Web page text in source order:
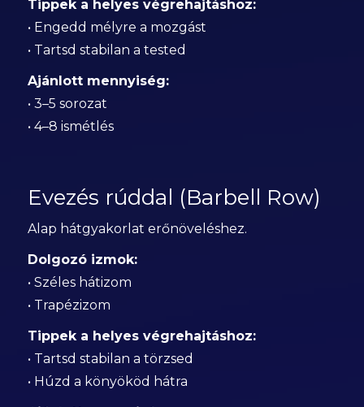
Tippek a helyes végrehajtáshoz:
• Engedd mélyre a mozgást
• Tartsd stabilan a tested
Ajánlott mennyiség:
• 3–5 sorozat
• 4–8 ismétlés
Evezés rúddal (Barbell Row)
Alap hátgyakorlat erőnöveléshez.
Dolgozó izmok:
• Széles hátizom
• Trapézizom
Tippek a helyes végrehajtáshoz:
• Tartsd stabilan a törzsed
• Húzd a könyököd hátra